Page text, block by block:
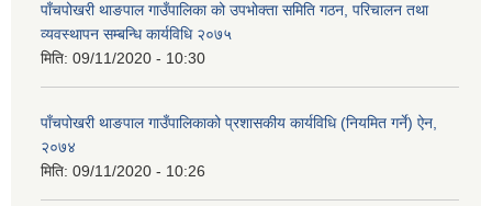
पाँचपोखरी थाङपाल गाउँपालिका को उपभोक्ता समिति गठन, परिचालन तथा
व्यवस्थापन सम्बन्धि कार्यविधि २०७५
मिति: 09/11/2020 - 10:30
पाँचपोखरी थाङपाल गाउँपालिकाको प्रशासकीय कार्यविधि (नियमित गर्ने) ऐन,
२०७४
मिति: 09/11/2020 - 10:26